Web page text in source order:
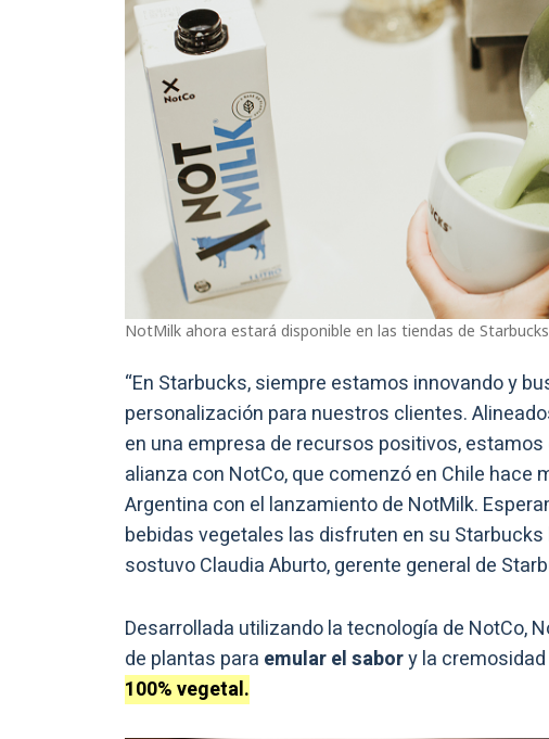
NotMilk ahora estará disponible en las tiendas de
“En Starbucks, siempre estamos innovando y
personalización para nuestros clientes.
en una empresa de recursos positivos,
alianza con NotCo, que comenzó en Chile hace
Argentina con el lanzamiento de NotMilk.
bebidas vegetales las disfruten en su
sostuvo Claudia Aburto, gerente general de
Desarrollada utilizando la tecnología de NotCo,
de plantas para emular el sabory la
100% vegetal.